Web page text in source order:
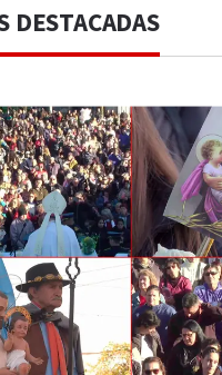
DESTACADAS